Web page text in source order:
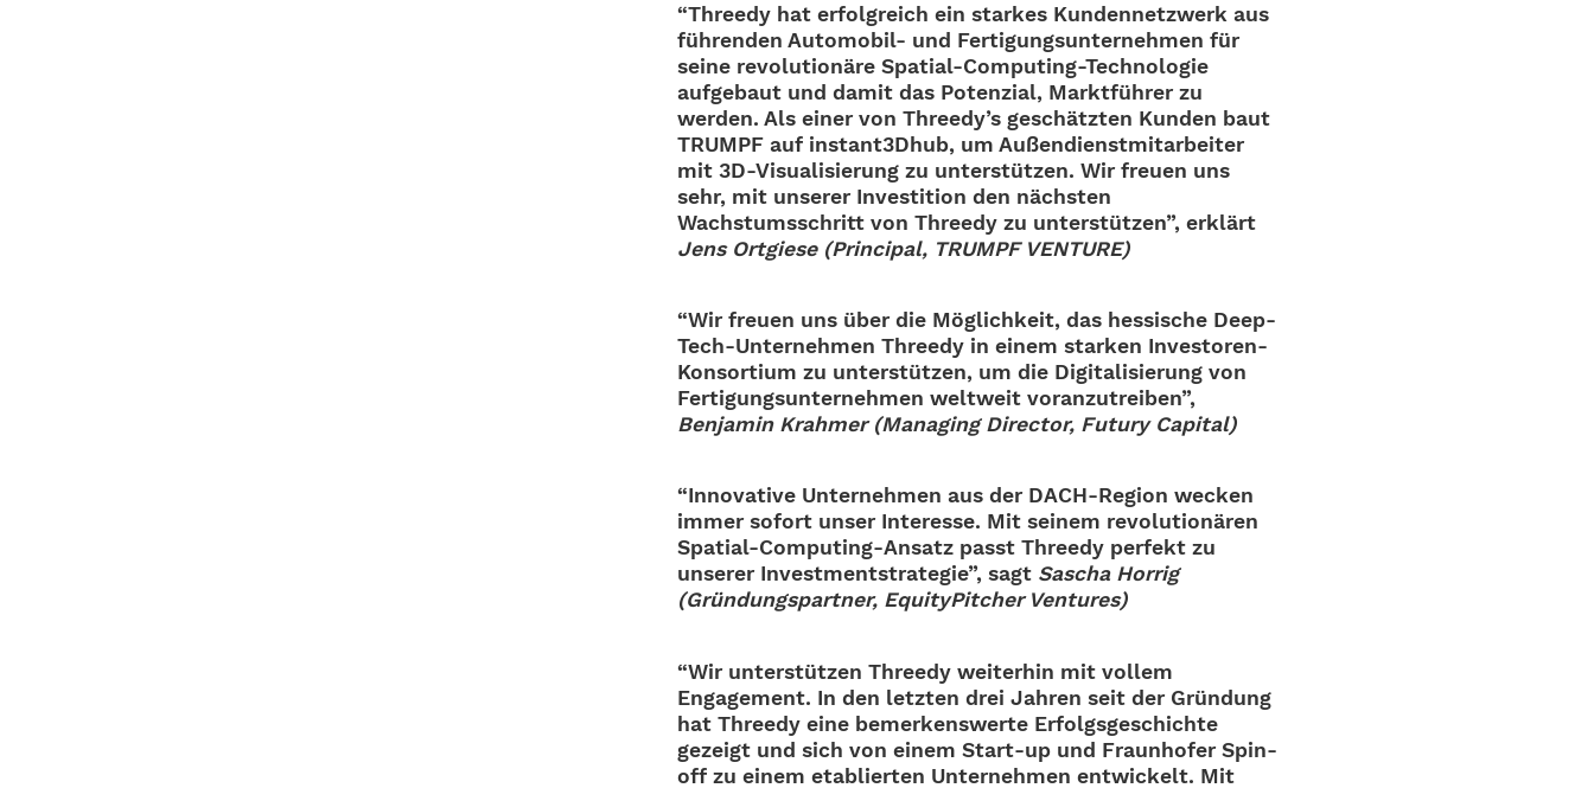
“Threedy hat erfolg­reich ein star­kes Kunden­netz­werk aus
führen­den Auto­­mo­­bil- und Ferti­gungs­un­ter­neh­men für
seine revo­lu­tio­näre Spatial-Compu­­ting-Tech­­no­­lo­­gie
aufge­baut und damit das Poten­zial, Markt­füh­rer zu
werden. Als einer von Threedy’s geschätz­ten Kunden baut
TRUMPF auf instant3Dhub, um Außen­dienst­mit­ar­bei­ter
mit 3D-Visua­­li­­sie­rung zu unter­stüt­zen. Wir freuen uns
sehr, mit unse­rer Inves­ti­tion den nächs­ten
Wachs­tums­schritt von Threedy zu unter­stüt­zen”, erklärt
Jens Ortgiese (Prin­ci­pal, TRUMPF VENTURE)
“Wir freuen uns über die Möglich­keit, das hessi­sche Deep-
Tech-Unter­­neh­­men Threedy in einem star­ken Inves­­to­­ren-
Konsor­­tium zu unter­stüt­zen, um die Digi­ta­li­sie­rung von
Ferti­gungs­un­ter­neh­men welt­weit voran­zu­trei­ben”,
Benja­min Krah­mer (Mana­ging Direc­tor, Futury Capital)
“Inno­va­tive Unter­neh­men aus der DACH-Region wecken
immer sofort unser Inter­esse. Mit seinem revo­lu­tio­nä­ren
Spatial-Compu­­ting-Ansatz passt Threedy perfekt zu
unse­rer Invest­ment­stra­te­gie”, sagt Sascha Horrig
(Grün­dungs­part­ner, Equi­ty­Pit­cher Ventures)
“Wir unter­stüt­zen Threedy weiter­hin mit vollem
Enga­ge­ment. In den letz­ten drei Jahren seit der Grün­dung
hat Threedy eine bemer­kens­werte Erfolgs­ge­schichte
gezeigt und sich von einem Start-up und Fraun­ho­fer Spin-
off zu einem etablier­ten Unter­neh­men entwi­ckelt. Mit